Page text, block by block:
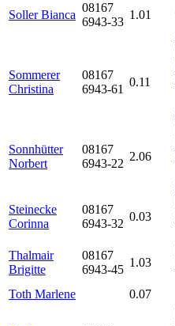
Soller Bianca
08167
6943-33
1.01
Sommerer
Christina
08167
6943-61
0.11
Sonnhütter
Norbert
08167
6943-22
2.06
Steinecke
Corinna
08167
6943-32
0.03
Thalmair
Brigitte
08167
6943-45
1.03
Toth Marlene
0.07